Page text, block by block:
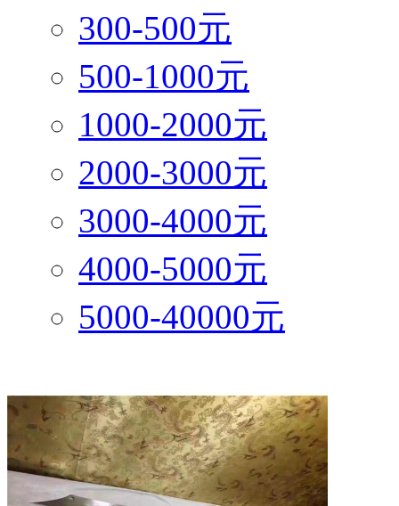
300-500元
500-1000元
1000-2000元
2000-3000元
3000-4000元
4000-5000元
5000-40000元